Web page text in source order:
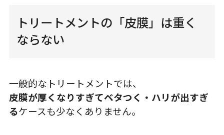
トリートメントの「皮膜」は重く
ならない
一般的なトリートメントでは、
皮膜が厚くなりすぎてベタつく・ハリが出すぎ
るケースも少なくありません。